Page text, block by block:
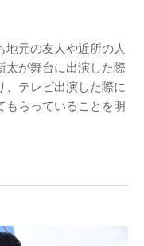
地元の友人や近所の人
太が舞台に出演した際
、テレビ出演した際に
もらっていることを明